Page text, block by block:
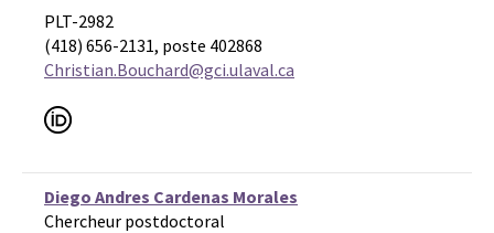
PLT-2982
(418) 656-2131, poste 402868
Christian.Bouchard@gci.ulaval.ca
Diego Andres Cardenas Morales
Chercheur postdoctoral